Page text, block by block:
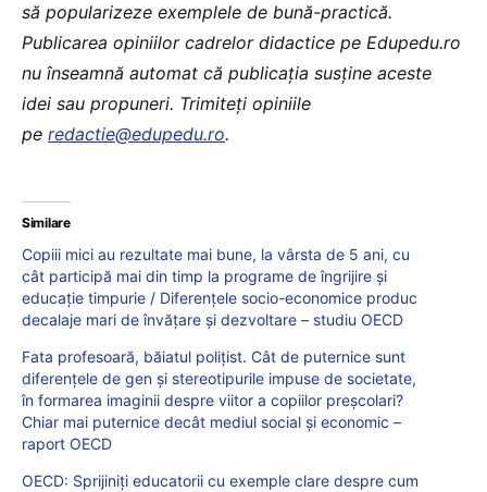
să popularizeze exemplele de bună-practică.
Publicarea opiniilor cadrelor didactice pe Edupedu.ro
nu înseamnă automat că publicația susține aceste
idei sau propuneri. Trimiteți opiniile
pe redactie@edupedu.ro.
Similare
Copiii mici au rezultate mai bune, la vârsta de 5 ani, cu
cât participă mai din timp la programe de îngrijire și
educație timpurie / Diferențele socio-economice produc
decalaje mari de învățare și dezvoltare – studiu OECD
Fata profesoară, băiatul polițist. Cât de puternice sunt
diferențele de gen și stereotipurile impuse de societate,
în formarea imaginii despre viitor a copiilor preșcolari?
Chiar mai puternice decât mediul social și economic –
raport OECD
OECD: Sprijiniți educatorii cu exemple clare despre cum